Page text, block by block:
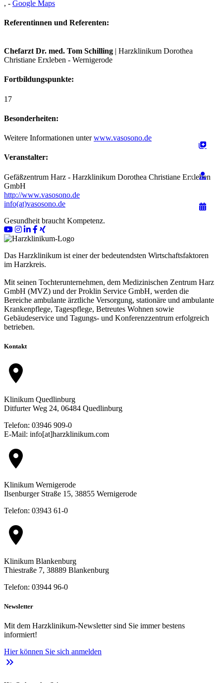
, - Google Maps
Referentinnen und Referenten:
Chefarzt Dr. med. Tom Schilling | Harzklinikum Dorothea
Christiane Erxleben - Wernigerode
Fortbildungspunkte:
17
Besonderheiten:
Weitere Informationen unterwww.vasosono.de
Veranstalter:
Gefäßzentrum Harz - Harzklinikum Dorothea Christiane Erxleben
GmbH
http://www.vasosono.de
info(at)vasosono.de
Gesundheit braucht Kompetenz.
Das Harzklinikum ist einer der bedeutendsten Wirtschaftsfaktoren
im Harzkreis.
Mit seinen Tochterunternehmen, dem Medizinischen Zentrum Harz
GmbH (MVZ) und der Proklin Service GmbH, werden die
Bereiche ambulante ärztliche Versorgung, stationäre und ambulante
Krankenpflege, Tagespflege, Betreutes Wohnen sowie
Gebäudeservice und Tagungs- und Konferenzzentrum erfolgreich
betrieben.
Kontakt
location_on
Klinikum Quedlinburg
Ditfurter Weg 24, 06484 Quedlinburg
Telefon: 03946 909-0
E-Mail: info[at]harzklinikum.com
location_on
Klinikum Wernigerode
Ilsenburger Straße 15, 38855 Wernigerode
Telefon: 03943 61-0
location_on
Klinikum Blankenburg
Thiestraße 7, 38889 Blankenburg
Telefon: 03944 96-0
Newsletter
Mit dem Harzklinikum-Newsletter sind Sie immer bestens
informiert!
Hier können Sie sich anmelden
keyboard_double_arrow_right